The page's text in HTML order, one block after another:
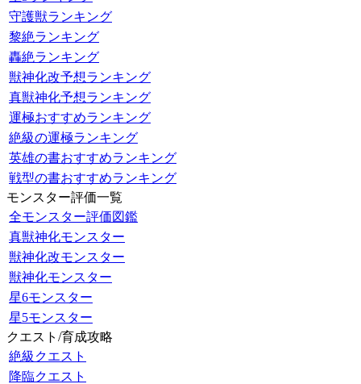
守護獣ランキング
黎絶ランキング
轟絶ランキング
獣神化改予想ランキング
真獣神化予想ランキング
運極おすすめランキング
絶級の運極ランキング
英雄の書おすすめランキング
戦型の書おすすめランキング
モンスター評価一覧
全モンスター評価図鑑
真獣神化モンスター
獣神化改モンスター
獣神化モンスター
星6モンスター
星5モンスター
クエスト/育成攻略
絶級クエスト
降臨クエスト